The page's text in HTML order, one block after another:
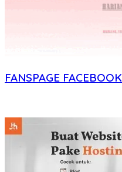
FANSPAGE FACEBOOK